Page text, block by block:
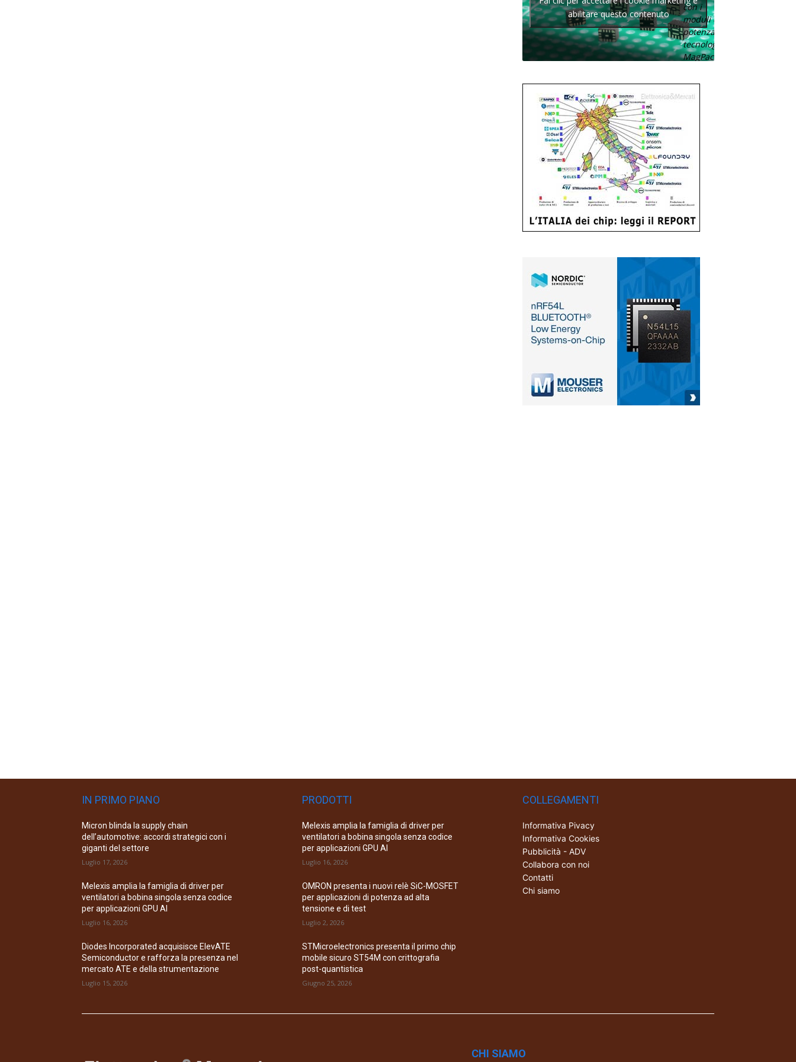
con i
moduli di
potenza con
tecnologia
MagPack.
abilitare questo contenuto
IN PRIMO PIANO
Micron blinda la supply chain
dell’automotive: accordi strategici con i
giganti del settore
Luglio 17, 2026
Melexis amplia la famiglia di driver per
ventilatori a bobina singola senza codice
per applicazioni GPU AI
Luglio 16, 2026
Diodes Incorporated acquisisce ElevATE
Semiconductor e rafforza la presenza nel
mercato ATE e della strumentazione
Luglio 15, 2026
PRODOTTI
Melexis amplia la famiglia di driver per
ventilatori a bobina singola senza codice
per applicazioni GPU AI
Luglio 16, 2026
OMRON presenta i nuovi relè SiC-MOSFET
per applicazioni di potenza ad alta
tensione e di test
Luglio 2, 2026
STMicroelectronics presenta il primo chip
mobile sicuro ST54M con crittografia
post-quantistica
Giugno 25, 2026
COLLEGAMENTI
Informativa Pivacy
Informativa Cookies
Pubblicità - ADV
Collabora con noi
Contatti
Chi siamo
CHI SIAMO